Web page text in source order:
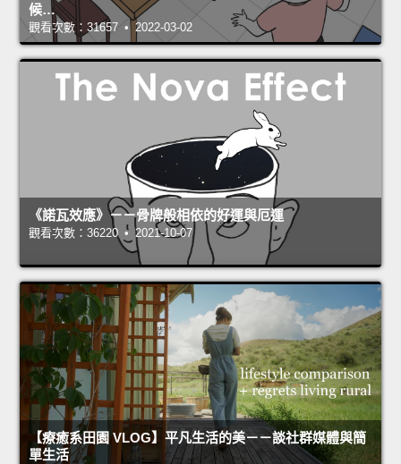
候…
觀看次數：31657 • 2022-03-02
《諾瓦效應》－－骨牌般相依的好運與厄運
觀看次數：36220 • 2021-10-07
【療癒系田園 VLOG】平凡生活的美－－談社群媒體與簡
單生活